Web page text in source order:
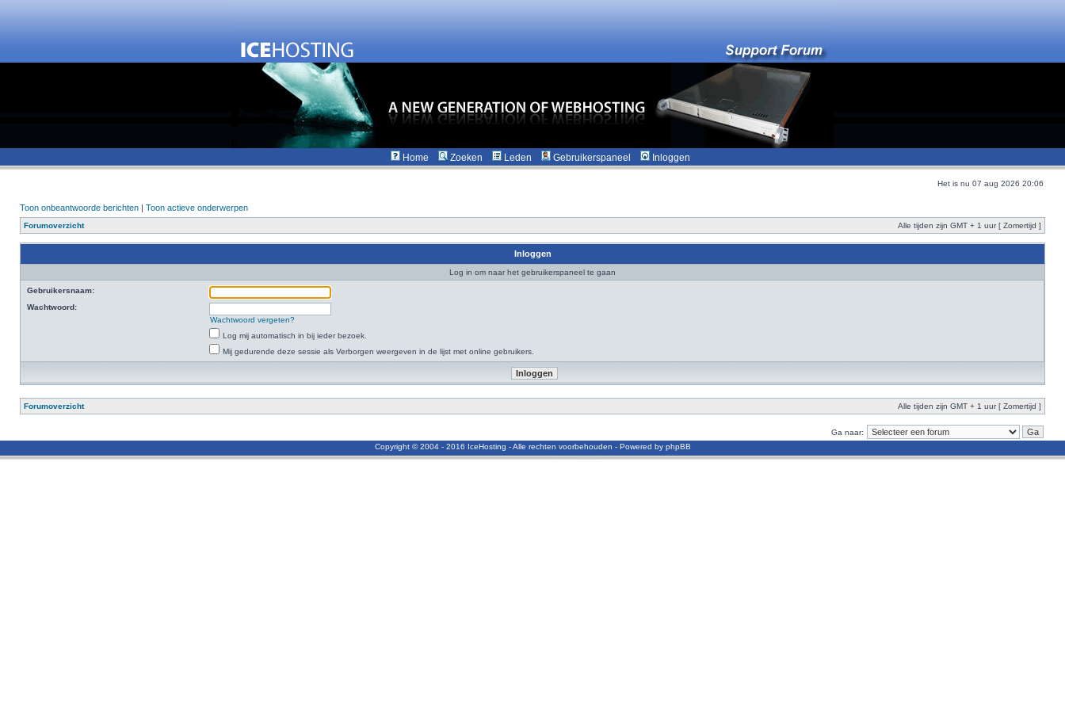
Home Zoeken Leden Gebruikerspaneel Inloggen
Het is nu 07 aug 2026 20:06
Toon onbeantwoorde berichten | Toon actieve onderwerpen
Forumoverzicht Alle tijden zijn GMT + 1 uur [ Zomertijd ]
Inloggen
Log in om naar het gebruikerspaneel te gaan
Gebruikersnaam:
Wachtwoord:
Wachtwoord vergeten?
Log mij automatisch in bij ieder bezoek.
Mij gedurende deze sessie als Verborgen weergeven in de lijst met online gebruikers.
Forumoverzicht Alle tijden zijn GMT + 1 uur [ Zomertijd ]
Ga naar:
Copyright © 2004 - 2016 IceHosting - Alle rechten voorbehouden - Powered by phpBB